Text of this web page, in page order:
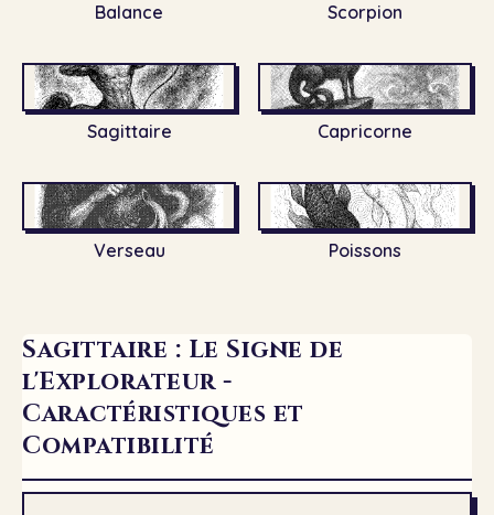
Balance Scorpion
Sagittaire Capricorne
Verseau Poissons
Sagittaire : Le Signe de
l'Explorateur -
Caractéristiques et
Compatibilité